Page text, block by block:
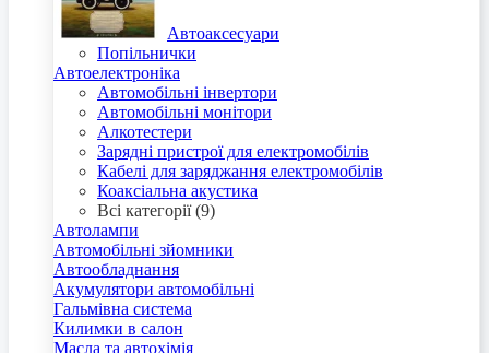
Автоаксесуари
Попільнички
Автоелектроніка
Автомобільні інвертори
Автомобільні монітори
Алкотестери
Зарядні пристрої для електромобілів
Кабелі для заряджання електромобілів
Коаксіальна акустика
Всі категорії (9)
Автолампи
Автомобільні зйомники
Автообладнання
Акумулятори автомобільні
Гальмівна система
Килимки в салон
Масла та автохімія